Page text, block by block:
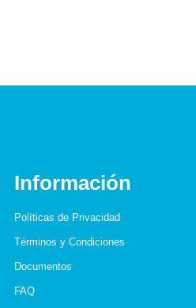
Información
Políticas de Privacidad
Términos y Condiciones
Documentos
FAQ